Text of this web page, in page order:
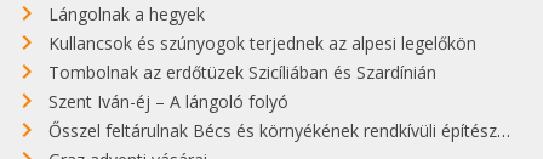
Lángolnak a hegyek
Kullancsok és szúnyogok terjednek az alpesi legelőkön
Tombolnak az erdőtüzek Szicíliában és Szardínián
Szent Iván-éj – A lángoló folyó
Ősszel feltárulnak Bécs és környékének rendkívüli építészeti kincsei